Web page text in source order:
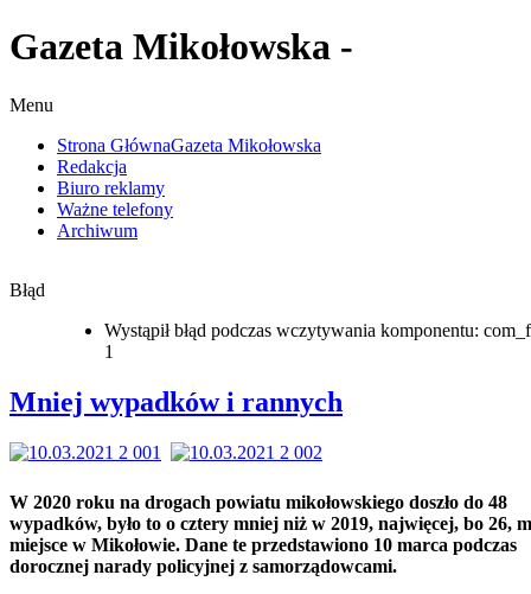
Gazeta Mikołowska -
Menu
Strona GłównaGazeta Mikołowska
Redakcja
Biuro reklamy
Ważne telefony
Archiwum
Błąd
Wystąpił błąd podczas wczytywania komponentu:
1
Mniej wypadków i rannych
W 2020 roku na drogach powiatu mikołowskiego doszło do 48
wypadków, było to o cztery mniej niż w 2019, najwięcej, bo 26,
miejsce w Mikołowie. Dane te przedstawiono 10 marca podczas
dorocznej narady policyjnej z samorządowcami.